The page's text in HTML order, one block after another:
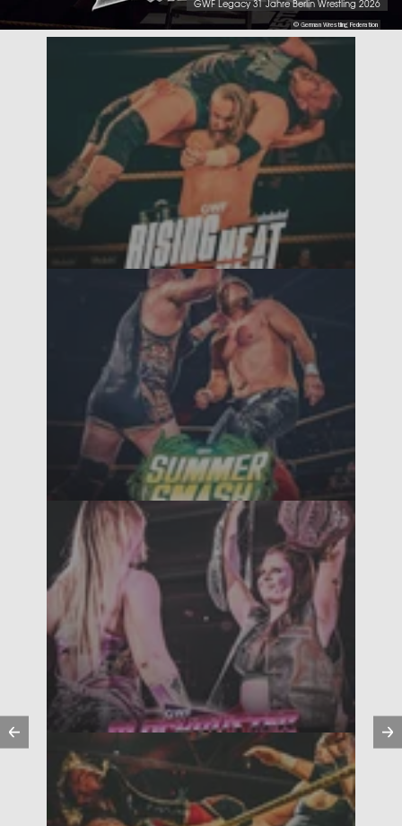
© German Wrestling Federation
GWF Legacy 31 Jahre Berlin Wrestling 2026
Vorherige